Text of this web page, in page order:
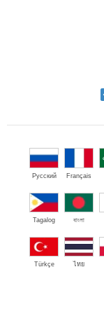
Français
Русский
বাংলা
Tagalog
ไทย
Türkçe